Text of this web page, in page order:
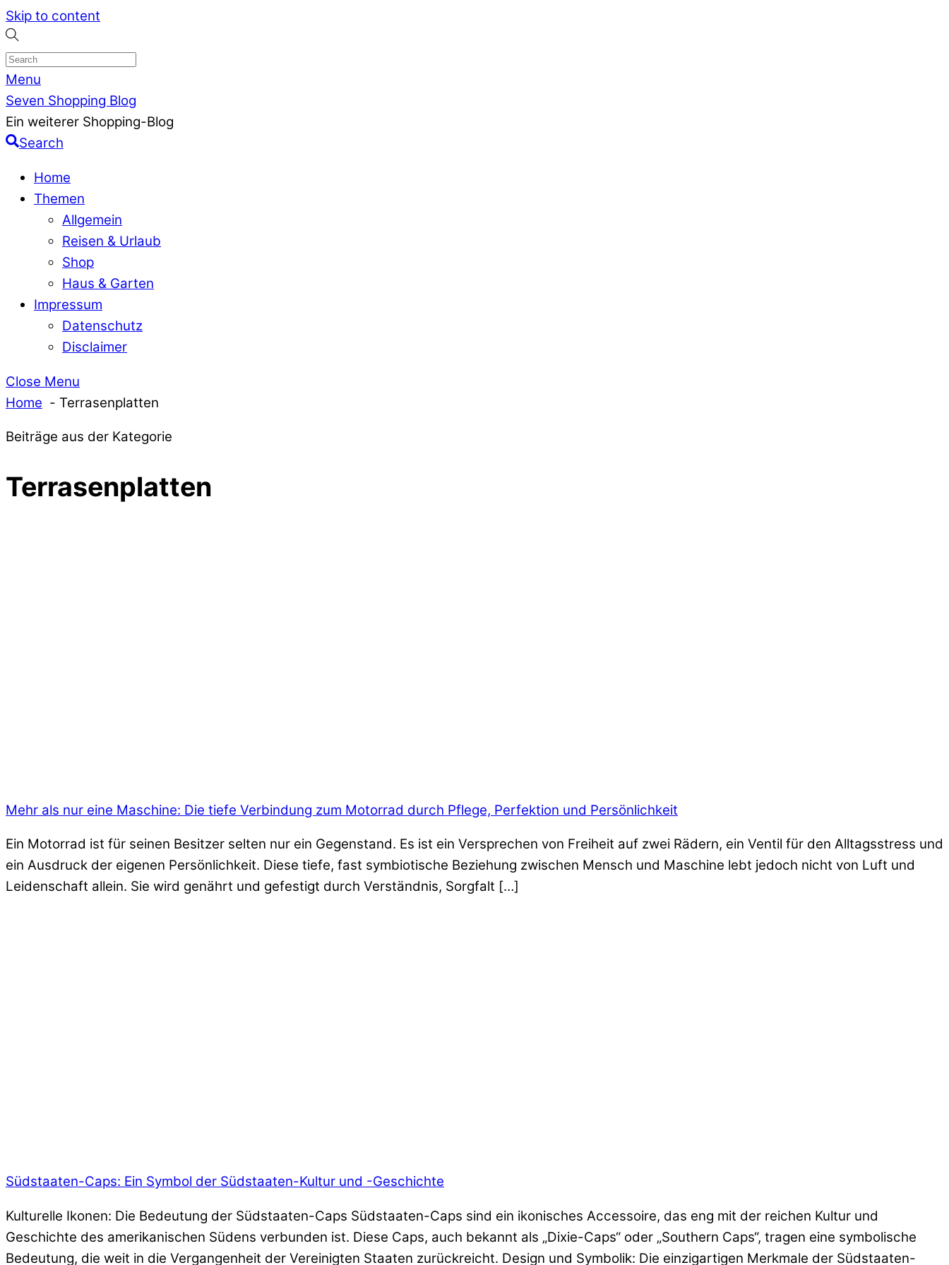
Skip to content
Menu
Seven Shopping Blog
Ein weiterer Shopping-Blog
Search
Home
Themen
Allgemein
Reisen & Urlaub
Shop
Haus & Garten
Impressum
Datenschutz
Disclaimer
Close Menu
Home
Terrasenplatten
Beiträge aus der Kategorie
Terrasenplatten
Mehr als nur eine Maschine: Die tiefe Verbindung zum Motorrad durch Pflege, Perfektion und Persönlichkeit
Ein Motorrad ist für seinen Besitzer selten nur ein Gegenstand. Es ist ein Versprechen von Freiheit auf zwei Rädern, ein Ventil für den Alltagsstress und
ein Ausdruck der eigenen Persönlichkeit. Diese tiefe, fast symbiotische Beziehung zwischen Mensch und Maschine lebt jedoch nicht von Luft und
Leidenschaft allein. Sie wird genährt und gefestigt durch Verständnis, Sorgfalt […]
Südstaaten-Caps: Ein Symbol der Südstaaten-Kultur und -Geschichte
Kulturelle Ikonen: Die Bedeutung der Südstaaten-Caps Südstaaten-Caps sind ein ikonisches Accessoire, das eng mit der reichen Kultur und
Geschichte des amerikanischen Südens verbunden ist. Diese Caps, auch bekannt als „Dixie-Caps“ oder „Southern Caps“, tragen eine symbolische
Bedeutung, die weit in die Vergangenheit der Vereinigten Staaten zurückreicht. Design und Symbolik: Die einzigartigen Merkmale der Südstaaten-